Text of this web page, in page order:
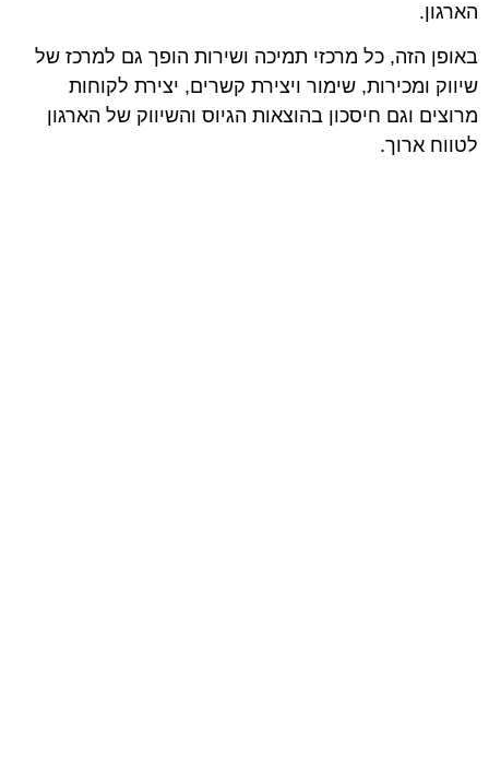
הארגון.
באופן הזה, כל מרכזי תמיכה ושירות הופך גם למרכז של
שיווק ומכירות, שימור ויצירת קשרים, יצירת לקוחות
מרוצים וגם חיסכון בהוצאות הגיוס והשיווק של הארגון
לטווח ארוך.